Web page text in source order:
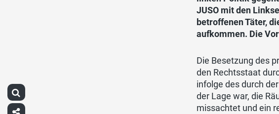
JUSO mit den
betroffenen Täter,
aufkommen. Die
Die Besetzung des
den Rechtsstaat
infolge des durch
der Lage war, die
missachtet und ein